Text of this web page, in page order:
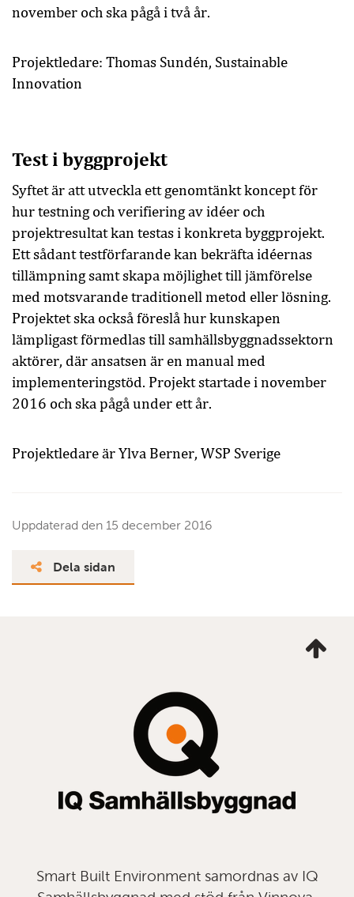
november och ska pågå i två år.
Projektledare: Thomas Sundén, Sustainable
Innovation
Test i byggprojekt
Syftet är att utveckla ett genomtänkt koncept för
hur testning och verifiering av idéer och
projektresultat kan testas i konkreta byggprojekt.
Ett sådant testförfarande kan bekräfta idéernas
tillämpning samt skapa möjlighet till jämförelse
med motsvarande traditionell metod eller lösning.
Projektet ska också föreslå hur kunskapen
lämpligast förmedlas till samhällsbyggnadssektorn
aktörer, där ansatsen är en manual med
implementeringstöd. Projekt startade i november
2016 och ska pågå under ett år.
Projektledare är Ylva Berner, WSP Sverige
Uppdaterad den 15 december 2016
Dela sidan
mig
Smart Built Environment samordnas av IQ